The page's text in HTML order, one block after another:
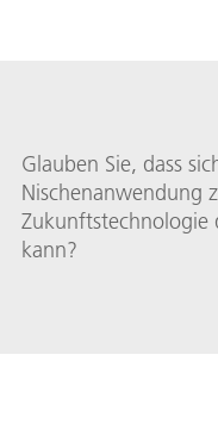
Glauben Sie, dass
Nischenanwendung
Zukunftstechnologie
kann?